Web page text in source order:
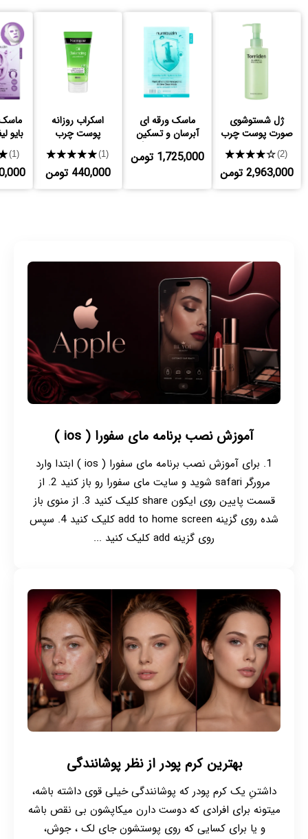
ژل شستوشوی
صورت پوست چرب
و حساس توریدن
★★★★★(2)
2,963,000 تومن
ماسک ورقه ای
آبرسان و تسکین
1,725,000 تومن
اسکراب روزانه
پوست چرب
نوتروژینا
★★★★★(1)
440,000 تومن
بایو
(1)
آموزش نصب برنامه مای سفورا ( ios )
1. برای آموزش نصب برنامه مای سفورا ( ios ) ابتدا وارد
مرورگر safari شوید و سایت مای سفورا رو باز کنید 2. از
قسمت پایین روی ایکون share کلیک کنید 3. از منوی باز
شده روی گزینه add to home screen کلیک کنید 4. سپس
روی گزینه add کلیک کنید ...
بهترین کرم پودر از نظر پوشانندگی
داشتنِ یک کرم پودر که پوشانندگی خیلی قوی داشته باشه،
میتونه برای افرادی که دوست دارن میکاپشون بی نقص باشه
و یا برای کسایی که روی پوستشون جای لک ، جوش،